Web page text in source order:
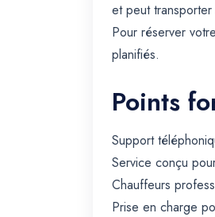
et peut
Pour réserver
planifiés.
Points
Support
Service conçu
Chauffeurs
Prise en charge